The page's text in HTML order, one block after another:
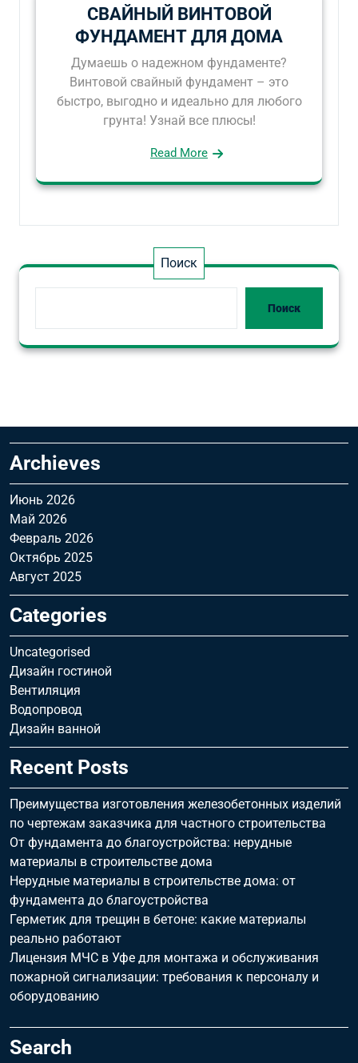
СВАЙНЫЙ ВИНТОВОЙ
ФУНДАМЕНТ ДЛЯ ДОМА
Думаешь о надежном фундаменте?
Винтовой свайный фундамент – это
быстро, выгодно и идеально для любого
грунта! Узнай все плюсы!
Read More
Поиск
Поиск
Archieves
Июнь 2026
Май 2026
Февраль 2026
Октябрь 2025
Август 2025
Categories
Uncategorised
Дизайн гостиной
Вентиляция
Водопровод
Дизайн ванной
Recent Posts
Преимущества изготовления железобетонных изделий
по чертежам заказчика для частного строительства
От фундамента до благоустройства: нерудные
материалы в строительстве дома
Нерудные материалы в строительстве дома: от
фундамента до благоустройства
Герметик для трещин в бетоне: какие материалы
реально работают
Лицензия МЧС в Уфе для монтажа и обслуживания
пожарной сигнализации: требования к персоналу и
оборудованию
Search